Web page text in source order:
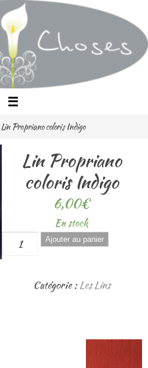
Lin Propriano coloris Indigo
Lin Propriano
coloris Indigo
6,00€
En stock
quantité
de
Propriano
Ajouter au panier
Catégorie :Les Lins